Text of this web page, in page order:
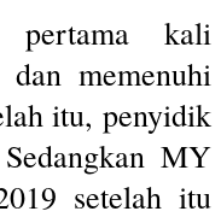
kali
memenuhi
itu, penyidik
MY
setelah itu